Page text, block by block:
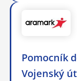
Pomocník
Vojenský